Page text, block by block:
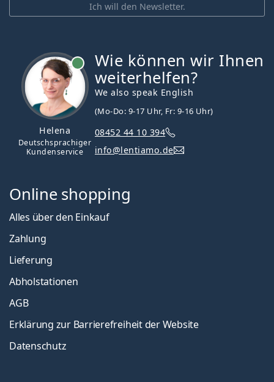
Ich will den Newsletter.
Helena
Deutschsprachiger
Kundenservice
Wie können wir Ihnen
weiterhelfen?
We also speak English
(Mo-Do: 9-17 Uhr, Fr: 9-16 Uhr)
08452 44 10 394
info@lentiamo.de
Online shopping
Alles über den Einkauf
Zahlung
Lieferung
Abholstationen
AGB
Erklärung zur Barrierefreiheit der Website
Datenschutz